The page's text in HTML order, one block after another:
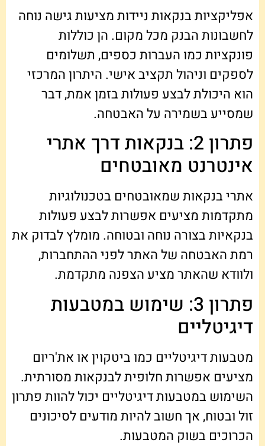
אפליקציות בנקאות ניידות מציעות גישה נוחה
לחשבונות הבנק מכל מקום. הן כוללות
פונקציות כמו העברות כספים, תשלומים
לספקים וניהול תקציב אישי. היתרון המרכזי
הוא היכולת לבצע פעולות בזמן אמת, דבר
שמסייע בשמירה על האבטחה.
פתרון 2: בנקאות דרך אתרי
אינטרנט מאובטחים
אתרי בנקאות שמאובטחים בטכנולוגיות
מתקדמות מציעים אפשרות לבצע פעולות
בנקאיות בצורה נוחה ובטוחה. מומלץ לבדוק את
רמת האבטחה של האתר לפני ההתחברות,
ולוודא שהאתר מציע הצפנה מתקדמת.
פתרון 3: שימוש במטבעות
דיגיטליים
מטבעות דיגיטליים כמו ביטקוין או את'ריום
מציעים אפשרות חלופית לבנקאות מסורתית.
השימוש במטבעות דיגיטליים יכול להוות פתרון
זול ובטוח, אך חשוב להיות מודעים לסיכונים
הכרוכים בשוק המטבעות.